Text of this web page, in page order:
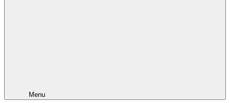
Menu